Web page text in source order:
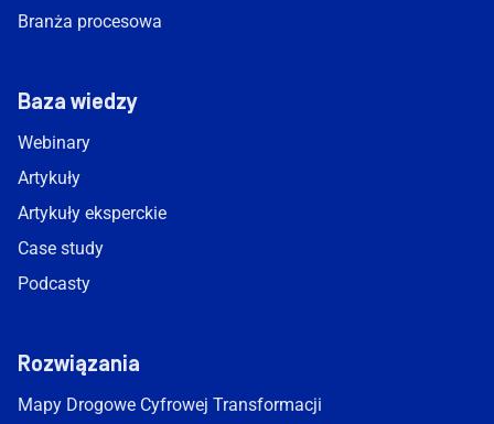
Branża procesowa
Baza wiedzy
Webinary
Artykuły
Artykuły eksperckie
Case study
Podcasty
Rozwiązania
Mapy Drogowe Cyfrowej Transformacji